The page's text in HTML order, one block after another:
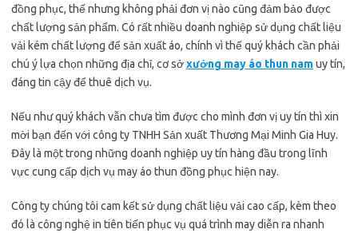
đồng phục, thế nhưng không phải đơn vị nào cũng đảm bảo được
chất lượng sản phẩm. Có rất nhiều doanh nghiệp sử dụng chất liệu
vải kém chất lượng để sản xuất áo, chính vì thế quý khách cần phải
chú ý lựa chọn những địa chỉ, cơ sởxưởng may áo thun namuy tín,
đáng tin cậy để thuê dịch vụ.
Nếu như quý khách vẫn chưa tìm được cho mình đơn vị uy tín thì xin
mời bạn đến với công ty TNHH Sản xuất Thương Mại Minh Gia Huy.
Đây là một trong những doanh nghiệp uy tín hàng đầu trong lĩnh
vực cung cấp dịch vụ may áo thun đồng phục hiện nay.
Công ty chúng tôi cam kết sử dụng chất liệu vải cao cấp, kèm theo
đó là công nghệ in tiên tiến phục vụ quá trình may diễn ra nhanh